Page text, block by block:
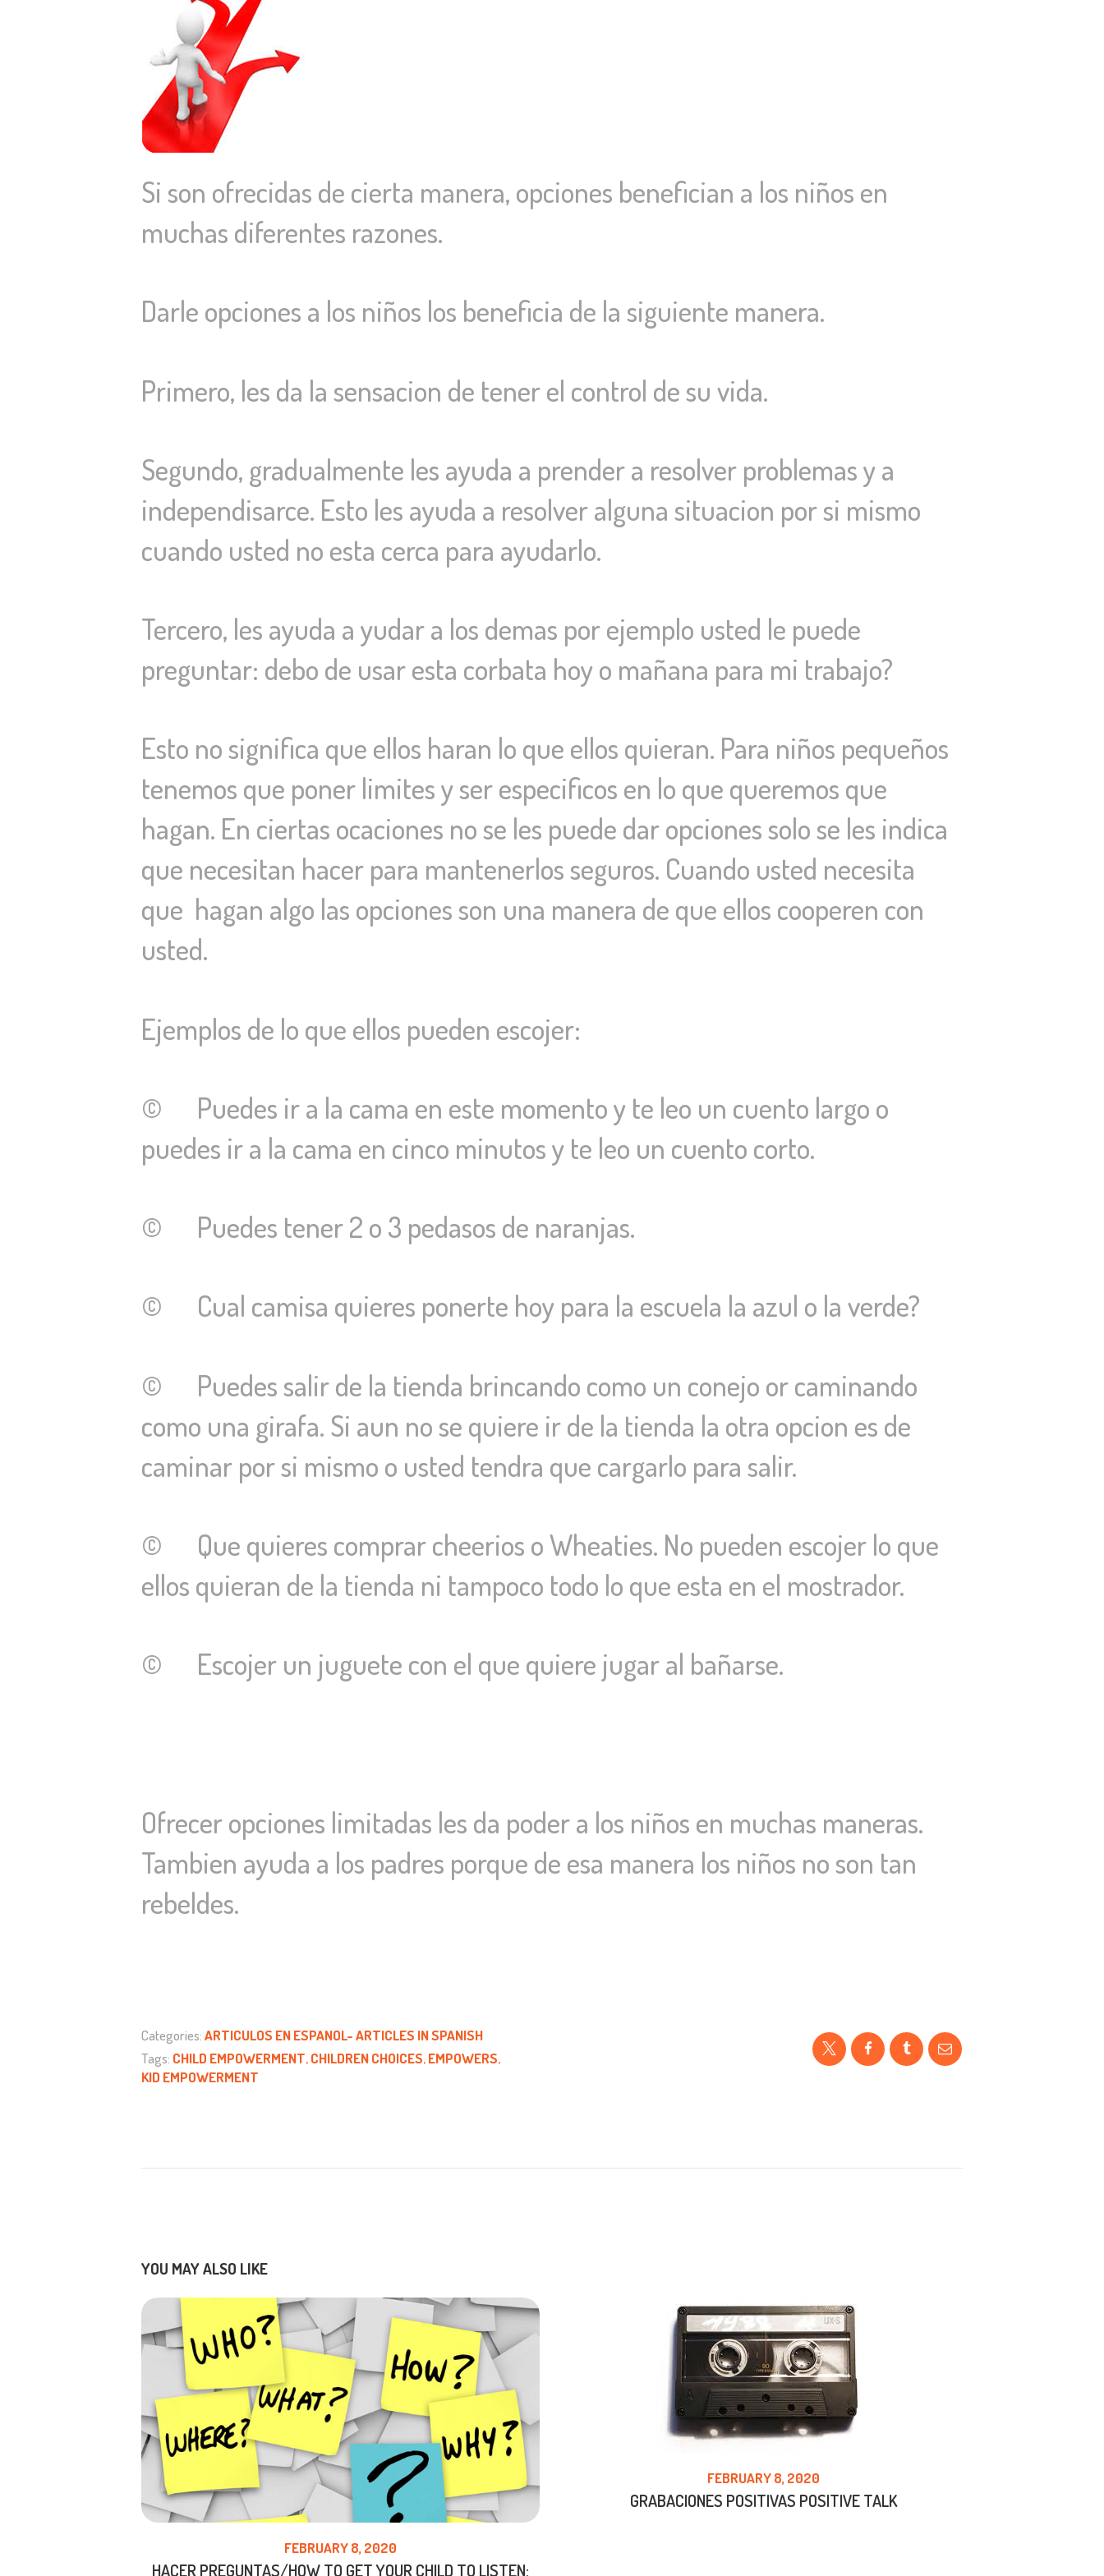
Si son ofrecidas de cierta manera, opciones benefician a los niños en
muchas diferentes razones.
Darle opciones a los niños los beneficia de la siguiente manera.
Primero, les da la sensacion de tener el control de su vida.
Segundo, gradualmente les ayuda a prender a resolver problemas y a
independisarce. Esto les ayuda a resolver alguna situacion por si mismo
cuando usted no esta cerca para ayudarlo.
Tercero, les ayuda a yudar a los demas por ejemplo usted le puede
preguntar: debo de usar esta corbata hoy o mañana para mi trabajo?
Esto no significa que ellos haran lo que ellos quieran. Para niños pequeños
tenemos que poner limites y ser especificos en lo que queremos que
hagan. En ciertas ocaciones no se les puede dar opciones solo se les indica
que necesitan hacer para mantenerlos seguros. Cuando usted necesita
que hagan algo las opciones son una manera de que ellos cooperen con
usted.
Ejemplos de lo que ellos pueden escojer:
© Puedes ir a la cama en este momento y te leo un cuento largo o
puedes ir a la cama en cinco minutos y te leo un cuento corto.
© Puedes tener 2 o 3 pedasos de naranjas.
© Cual camisa quieres ponerte hoy para la escuela la azul o la verde?
© Puedes salir de la tienda brincando como un conejo or caminando
como una girafa. Si aun no se quiere ir de la tienda la otra opcion es de
caminar por si mismo o usted tendra que cargarlo para salir.
© Que quieres comprar cheerios o Wheaties. No pueden escojer lo que
ellos quieran de la tienda ni tampoco todo lo que esta en el mostrador.
© Escojer un juguete con el que quiere jugar al bañarse.
Ofrecer opciones limitadas les da poder a los niños en muchas maneras.
Tambien ayuda a los padres porque de esa manera los niños no son tan
rebeldes.
Categories:ARTICULOS EN ESPANOL- ARTICLES IN SPANISH
Tags: CHILD EMPOWERMENT,CHILDREN CHOICES,EMPOWERS,
KID EMPOWERMENT
YOU MAY ALSO LIKE
FEBRUARY 8, 2020
HACER PREGUNTAS/HOW TO GET YOUR CHILD TO LISTEN:
FEBRUARY 8, 2020
GRABACIONES POSITIVAS POSITIVE TALK